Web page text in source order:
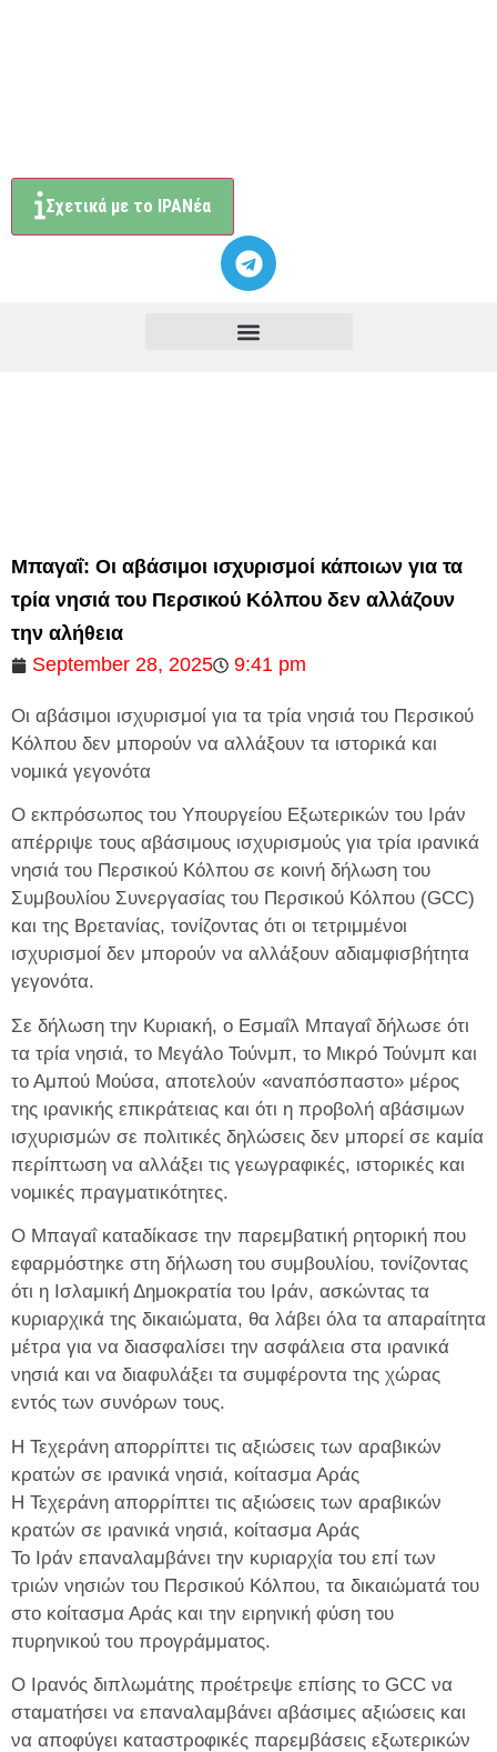
Σχετικά με το ΙΡΑΝέα
Μπαγαΐ: Οι αβάσιμοι ισχυρισμοί κάποιων για τα
τρία νησιά του Περσικού Κόλπου δεν αλλάζουν
την αλήθεια
September 28, 2025
9:41 pm
Οι αβάσιμοι ισχυρισμοί για τα τρία νησιά του Περσικού
Κόλπου δεν μπορούν να αλλάξουν τα ιστορικά και
νομικά γεγονότα
Ο εκπρόσωπος του Υπουργείου Εξωτερικών του Ιράν
απέρριψε τους αβάσιμους ισχυρισμούς για τρία ιρανικά
νησιά του Περσικού Κόλπου σε κοινή δήλωση του
Συμβουλίου Συνεργασίας του Περσικού Κόλπου (GCC)
και της Βρετανίας, τονίζοντας ότι οι τετριμμένοι
ισχυρισμοί δεν μπορούν να αλλάξουν αδιαμφισβήτητα
γεγονότα.
Σε δήλωση την Κυριακή, ο Εσμαΐλ Μπαγαΐ δήλωσε ότι
τα τρία νησιά, το Μεγάλο Τούνμπ, το Μικρό Τούνμπ και
το Αμπού Μούσα, αποτελούν «αναπόσπαστο» μέρος
της ιρανικής επικράτειας και ότι η προβολή αβάσιμων
ισχυρισμών σε πολιτικές δηλώσεις δεν μπορεί σε καμία
περίπτωση να αλλάξει τις γεωγραφικές, ιστορικές και
νομικές πραγματικότητες.
Ο Μπαγαΐ καταδίκασε την παρεμβατική ρητορική που
εφαρμόστηκε στη δήλωση του συμβουλίου, τονίζοντας
ότι η Ισλαμική Δημοκρατία του Ιράν, ασκώντας τα
κυριαρχικά της δικαιώματα, θα λάβει όλα τα απαραίτητα
μέτρα για να διασφαλίσει την ασφάλεια στα ιρανικά
νησιά και να διαφυλάξει τα συμφέροντα της χώρας
εντός των συνόρων τους.
Η Τεχεράνη απορρίπτει τις αξιώσεις των αραβικών
κρατών σε ιρανικά νησιά, κοίτασμα Αράς
Η Τεχεράνη απορρίπτει τις αξιώσεις των αραβικών
κρατών σε ιρανικά νησιά, κοίτασμα Αράς
Το Ιράν επαναλαμβάνει την κυριαρχία του επί των
τριών νησιών του Περσικού Κόλπου, τα δικαιώματά του
στο κοίτασμα Αράς και την ειρηνική φύση του
πυρηνικού του προγράμματος.
Ο Ιρανός διπλωμάτης προέτρεψε επίσης το GCC να
σταματήσει να επαναλαμβάνει αβάσιμες αξιώσεις και
να αποφύγει καταστροφικές παρεμβάσεις εξωτερικών